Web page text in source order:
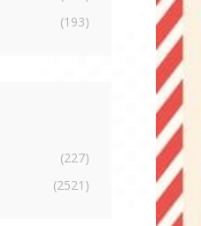
(193)
(227)
(2521)